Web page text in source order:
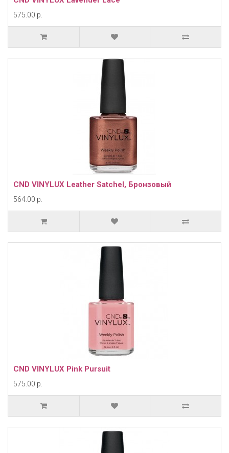
575.00 р.
CND VINYLUX Leather Satchel, Бронзовый
564.00 р.
CND VINYLUX Pink Pursuit
575.00 р.